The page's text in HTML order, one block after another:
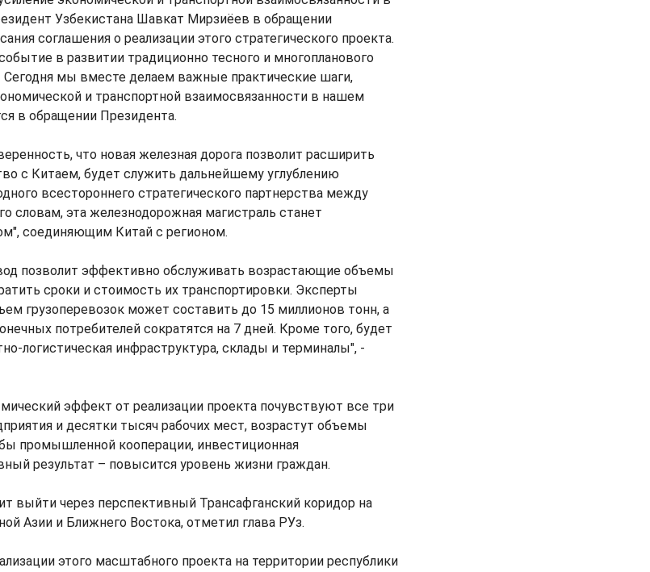
Узбекистана Шавкат Мирзиёев в обращении
соглашения о реализации этого стратегического проекта.
в развитии традиционно тесного и многопланового
Сегодня мы вместе делаем важные практические шаги,
и транспортной взаимосвязанности в нашем
в обращении Президента.
что новая железная дорога позволит расширить
с Китаем, будет служить дальнейшему углублению
всестороннего стратегического партнерства между
словам, эта железнодорожная магистраль станет
соединяющим Китай с регионом.
позволит эффективно обслуживать возрастающие объемы
сроки и стоимость их транспортировки. Эксперты
грузоперевозок может составить до 15 миллионов тонн, а
потребителей сократятся на 7 дней. Кроме того, будет
логистическая инфраструктура, склады и терминалы", -
эффект от реализации проекта почувствуют все три
и десятки тысяч рабочих мест, возрастут объемы
промышленной кооперации, инвестиционная
результат – повысится уровень жизни граждан.
выйти через перспективный Трансафганский коридор на
Азии и Ближнего Востока, отметил глава РУз.
этого масштабного проекта на территории республики